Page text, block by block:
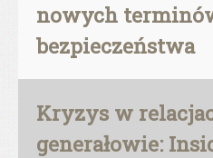
nowych
bezpieczeństwa
Kryzys w
generałowie: